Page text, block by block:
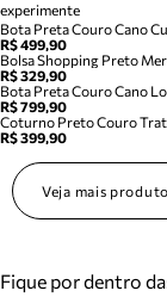
experimente
Bota Preta Couro Cano
R$ 499,90
Bolsa Shopping Preto
R$ 329,90
Bota Preta Couro Cano
R$ 799,90
Coturno Preto Couro
R$ 399,90
Veja mais
Fique por dentro